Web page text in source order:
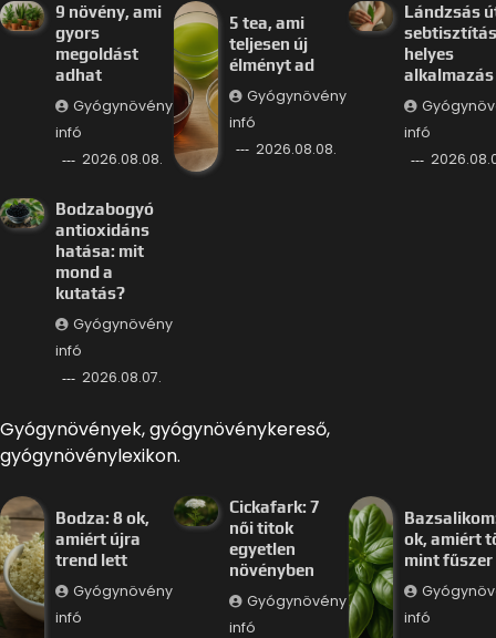
9 növény, ami
gyors
megoldást
adhat
Gyógynövény
infó
2026.08.08.
5 tea, ami
teljesen új
élményt ad
Gyógynövény
infó
2026.08.08.
Lándzsás
helyes
alkalmazás
infó
Bodzabogyó
antioxidáns
hatása: mit
mond a
kutatás?
Gyógynövény
infó
2026.08.07.
Gyógynövények, gyógynövénykereső,
gyógynövénylexikon.
Bodza: 8 ok,
amiért újra
trend lett
Gyógynövény
infó
Cickafark: 7
női titok
egyetlen
növényben
Gyógynövény
infó
ok, amiért
mint fűszer
infó